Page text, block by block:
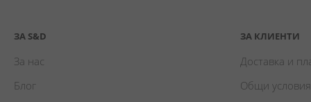
ЗА S&D
За нас
Блог
ЗА КЛИЕНТИ
Доставка и
Общи условия